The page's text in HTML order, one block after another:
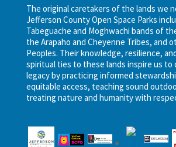
The original caretakers of the lands we
Jefferson County Open Space Parks
Tabeguache and Moghwachi bands of
the Arapaho and Cheyenne Tribes, and
Peoples. Their knowledge, resilience,
spiritual ties to these lands inspire us
legacy by practicing informed
equitable access, teaching sound
treating nature and humanity with